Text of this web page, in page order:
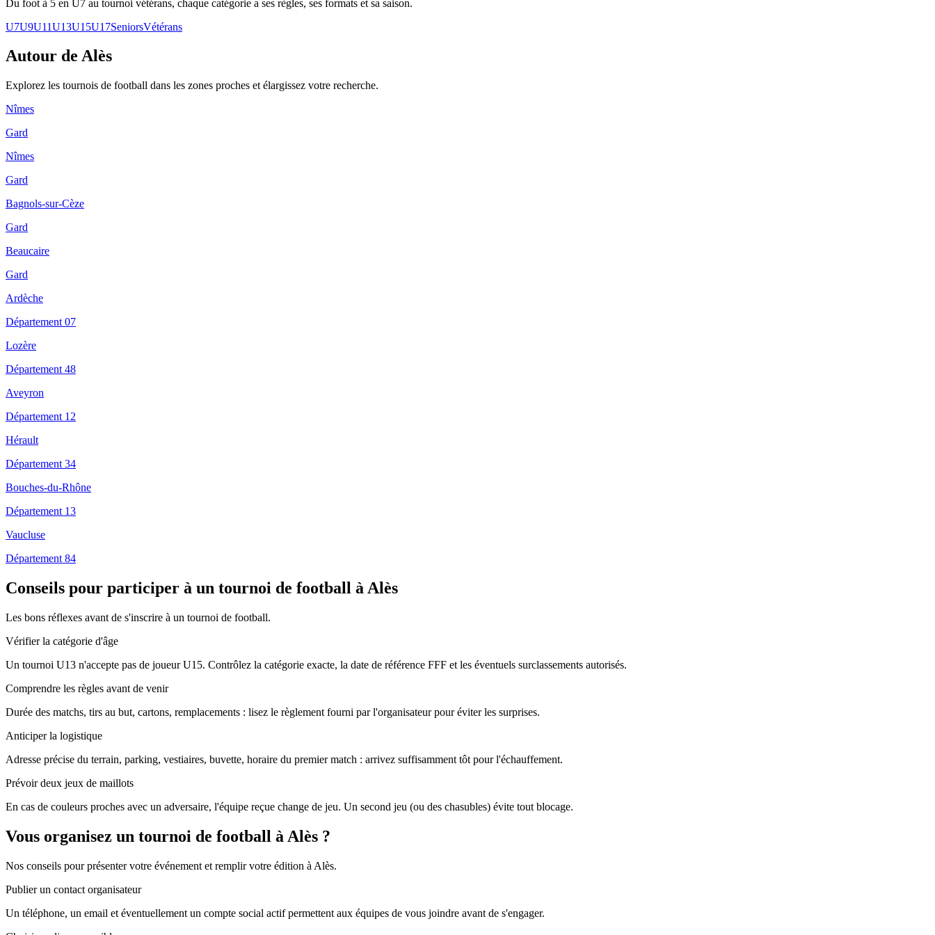
Du foot à 5 en U7 au tournoi vétérans, chaque catégorie a ses règles, ses formats et sa saison.
U7U9U11U13U15U17SeniorsVétérans
Autour de Alès
Explorez les tournois de football dans les zones proches et élargissez votre recherche.
Nîmes
Gard
Nîmes
Gard
Bagnols-sur-Cèze
Gard
Beaucaire
Gard
Ardèche
Département 07
Lozère
Département 48
Aveyron
Département 12
Hérault
Département 34
Bouches-du-Rhône
Département 13
Vaucluse
Département 84
Conseils pour participer à un tournoi de football à Alès
Les bons réflexes avant de s'inscrire à un tournoi de football.
Vérifier la catégorie d'âge
Un tournoi U13 n'accepte pas de joueur U15. Contrôlez la catégorie exacte, la date de référence FFF et les éventuels surclassements autorisés.
Comprendre les règles avant de venir
Durée des matchs, tirs au but, cartons, remplacements : lisez le règlement fourni par l'organisateur pour éviter les surprises.
Anticiper la logistique
Adresse précise du terrain, parking, vestiaires, buvette, horaire du premier match : arrivez suffisamment tôt pour l'échauffement.
Prévoir deux jeux de maillots
En cas de couleurs proches avec un adversaire, l'équipe reçue change de jeu. Un second jeu (ou des chasubles) évite tout blocage.
Vous organisez un tournoi de football à Alès ?
Nos conseils pour présenter votre événement et remplir votre édition à Alès.
Publier un contact organisateur
Un téléphone, un email et éventuellement un compte social actif permettent aux équipes de vous joindre avant de s'engager.